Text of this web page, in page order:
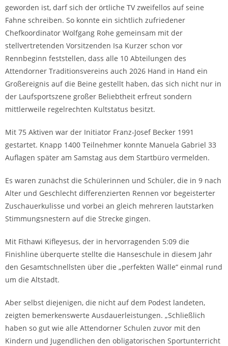
geworden ist, darf sich der örtliche TV zweifellos auf seine
Fahne schreiben. So konnte ein sichtlich zufriedener
Chefkoordinator Wolfgang Rohe gemeinsam mit der
stellvertretenden Vorsitzenden Isa Kurzer schon vor
Rennbeginn feststellen, dass alle 10 Abteilungen des
Attendorner Traditionsvereins auch 2026 Hand in Hand ein
Großereignis auf die Beine gestellt haben, das sich nicht nur in
der Laufsportszene großer Beliebtheit erfreut sondern
mittlerweile regelrechten Kultstatus besitzt.
Mit 75 Aktiven war der Initiator Franz-Josef Becker 1991
gestartet. Knapp 1400 Teilnehmer konnte Manuela Gabriel 33
Auflagen später am Samstag aus dem Startbüro vermelden.
Es waren zunächst die Schülerinnen und Schüler, die in 9 nach
Alter und Geschlecht differenzierten Rennen vor begeisterter
Zuschauerkulisse und vorbei an gleich mehreren lautstarken
Stimmungsnestern auf die Strecke gingen.
Mit Fithawi Kifleyesus, der in hervorragenden 5:09 die
Finishline überquerte stellte die Hanseschule in diesem Jahr
den Gesamtschnellsten über die „perfekten Wälle“ einmal rund
um die Altstadt.
Aber selbst diejenigen, die nicht auf dem Podest landeten,
zeigten bemerkenswerte Ausdauerleistungen. „Schließlich
haben so gut wie alle Attendorner Schulen zuvor mit den
Kindern und Jugendlichen den obligatorischen Sportunterricht